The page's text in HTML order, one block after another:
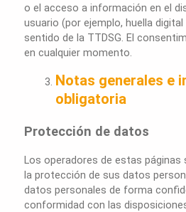
o el acceso a información en el
usuario (por ejemplo, huella
sentido de la TTDSG. El
en cualquier momento.
Notas generales e
obligatoria
Protección de datos
Los operadores de estas páginas
la protección de sus datos
datos personales de forma
conformidad con las